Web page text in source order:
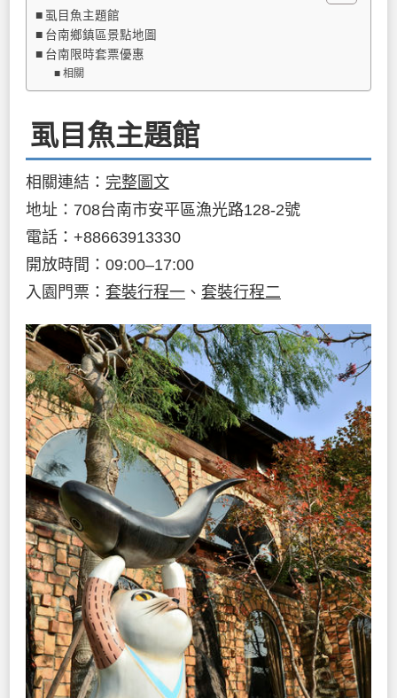
虱目魚主題館
台南鄉鎮區景點地圖
台南限時套票優惠
相關
虱目魚主題館
相關連結： 完整圖文
地址：708台南市安平區漁光路128-2號
電話：+88663913330
開放時間：09:00–17:00
入園門票： 套裝行程一 、 套裝行程二